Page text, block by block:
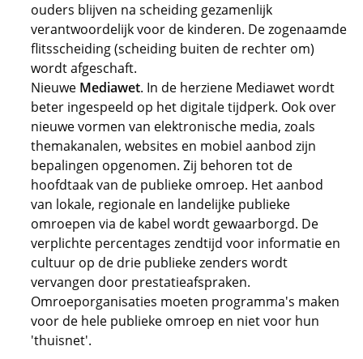
ouders blijven na scheiding gezamenlijk
verantwoordelijk voor de kinderen. De zogenaamde
flitsscheiding (scheiding buiten de rechter om)
wordt afgeschaft.
Nieuwe Mediawet. In de herziene Mediawet wordt
beter ingespeeld op het digitale tijdperk. Ook over
nieuwe vormen van elektronische media, zoals
themakanalen, websites en mobiel aanbod zijn
bepalingen opgenomen. Zij behoren tot de
hoofdtaak van de publieke omroep. Het aanbod
van lokale, regionale en landelijke publieke
omroepen via de kabel wordt gewaarborgd. De
verplichte percentages zendtijd voor informatie en
cultuur op de drie publieke zenders wordt
vervangen door prestatieafspraken.
Omroeporganisaties moeten programma's maken
voor de hele publieke omroep en niet voor hun
'thuisnet'.